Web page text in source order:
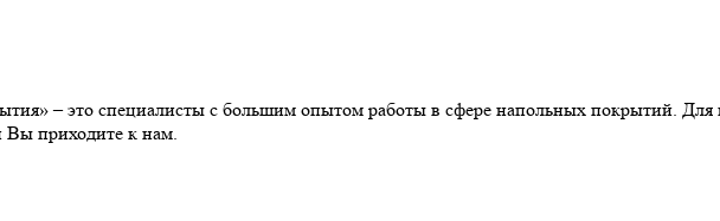
– это специалисты с большим опытом работы в сфере напольных покрытий. Для
Вы приходите к нам.